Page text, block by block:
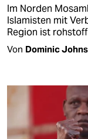
Im Norden
Islamisten mit
Region ist
Von Dominic